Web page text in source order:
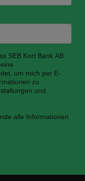
SEB Kort Bank AB
um mich per E-
zu
und
alle Informationen